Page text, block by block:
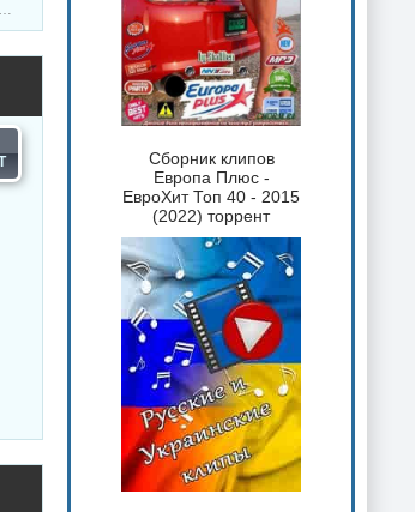
Сборник клипов
Европа Плюс -
ЕвроХит Топ 40 - 2015
(2022) торрент